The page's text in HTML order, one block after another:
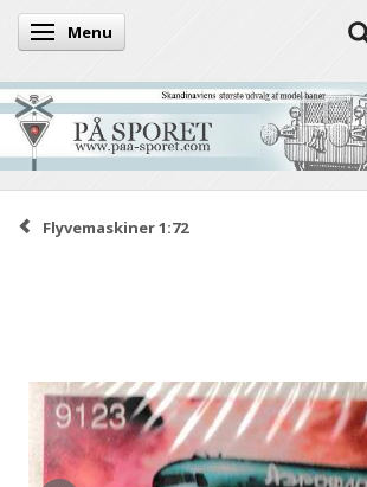
Skifte navigation
Menu
Flyvemaskiner 1:72